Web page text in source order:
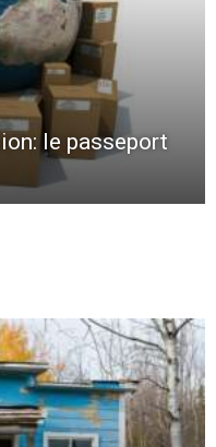
le passeport